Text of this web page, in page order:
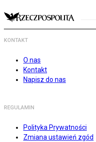
KONTAKT
O nas
Kontakt
Napisz do nas
REGULAMIN
Polityka Prywatności
Zmiana ustawień zgód